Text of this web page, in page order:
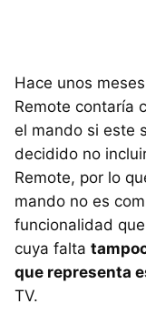
Hace unos
Remote contaría
el mando si este
decidido no
Remote, por lo
mando no es
funcionalidad
cuya falta
que representa
TV.